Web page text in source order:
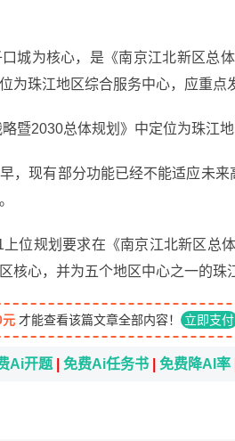
城为核心，是《南京江北新区总
为珠江地区综合服务中心，应重点
暨2030总体规划》中定位为珠江
，现有部分功能已经不能适应未
位规划要求在《南京江北新区总
核心，并为五个地区中心之一的珠
元 才能查看该篇文章全部内容！ 立即支付
Ai开题 免费Ai任务书 免费降AI率